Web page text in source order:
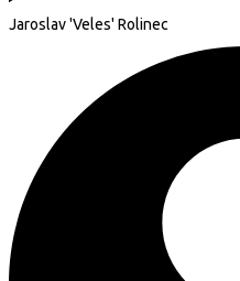
Jaroslav 'Veles' Rolinec